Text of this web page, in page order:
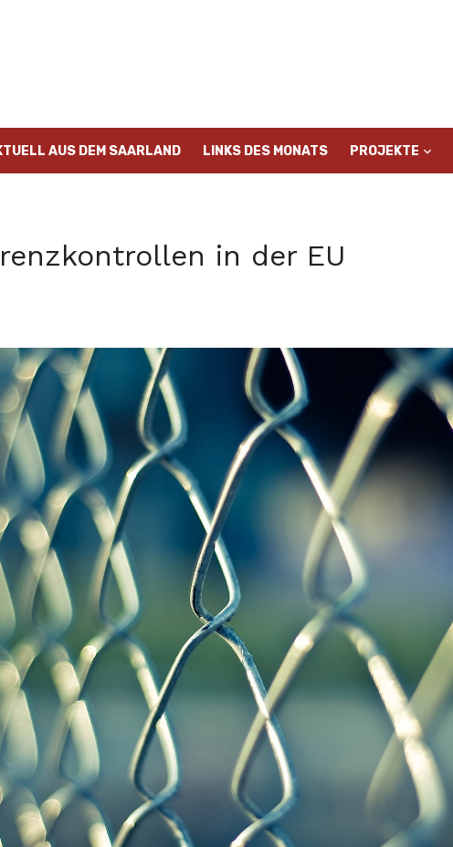
AUS DEM SAARLAND LINKS DES MONATS PROJEKTE
in der EU